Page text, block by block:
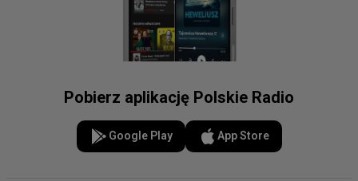
Pobierz aplikację Polskie Radio
Google Play App Store